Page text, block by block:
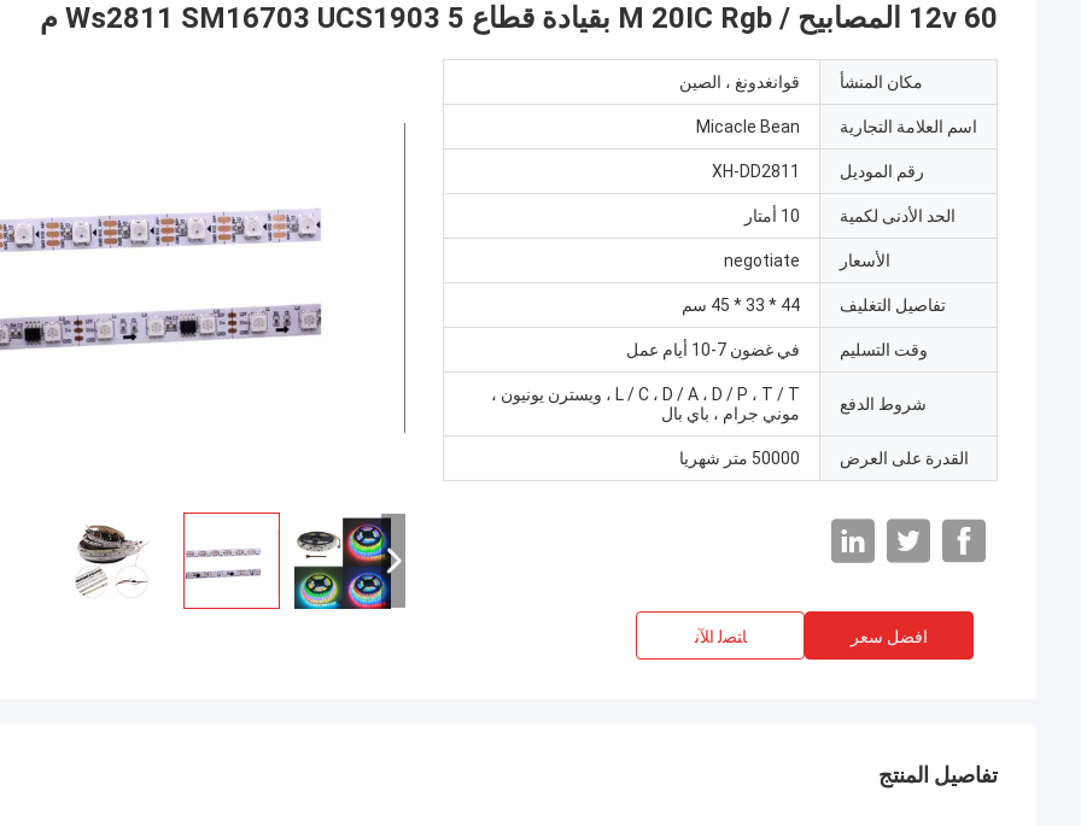
12v 60 المصابيح / M 20IC Rgb بقيادة قطاع Ws2811 SM16703 UCS1903 5 م
مكان المنشأ قوانغدونغ ، الصين
اسم العلامة التجارية Micacle Bean
رقم الموديل XH-DD2811
الحد الأدنى لكمية 10 أمتار
الأسعار negotiate
تفاصيل التغليف 44 * 33 * 45 سم
وقت التسليم في غضون 7-10 أيام عمل
شروط الدفع
L / C ، D / A ، D / P ، T / T ، ويسترن يونيون ،
موني جرام ، باي بال
القدرة على العرض 50000 متر شهريا
افضل سعر ﺎﺘﺼﻟ ﺍﻶﻧ
تفاصيل المنتج